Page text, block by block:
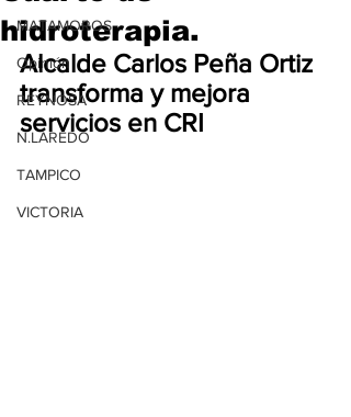
MATAMOROS
Opinión
REYNOSA
N.LAREDO
TAMPICO
VICTORIA
hidroterapia.
Alcalde Carlos Peña Ortiz
transforma y mejora
servicios en CRI